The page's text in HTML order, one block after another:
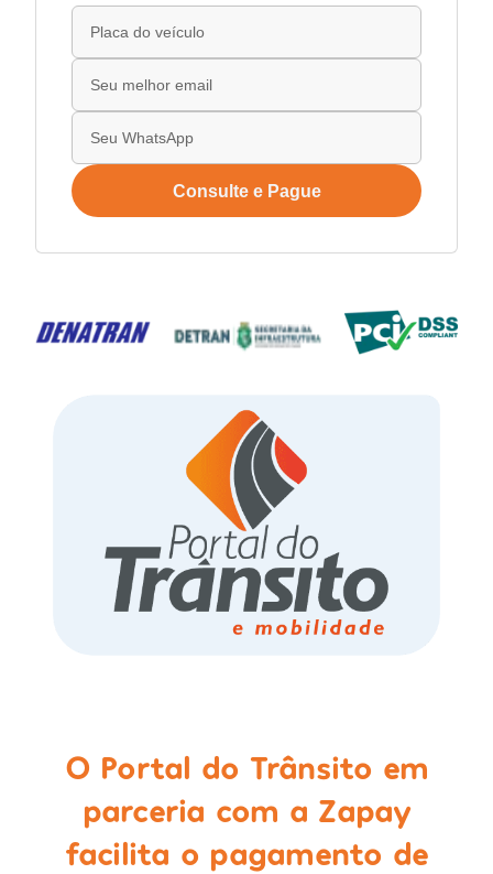
Consulte e Pague
O Portal do Trânsito em
parceria com a Zapay
facilita o pagamento de